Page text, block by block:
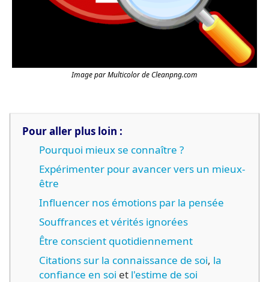
Image par Multicolor de Cleanpng.com
Pour aller plus loin :
Pourquoi mieux se connaître ?
Expérimenter pour avancer vers un mieux-
être
Influencer nos émotions par la pensée
Souffrances et vérités ignorées
Être conscient quotidiennement
Citations sur la connaissance de soi, la
confiance en soi et l'estime de soi